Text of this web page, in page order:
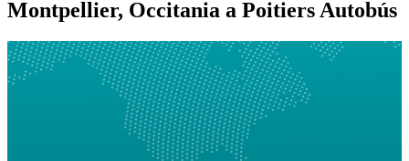
Montpellier, Occitania a Poitiers Autobús